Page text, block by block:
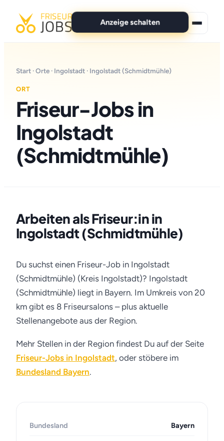
Anzeige schalten
Für Bewerber
Marken
News
Start ·Orte · Ingolstadt · Ingolstadt (Schmidtmühle)
ORT
Friseur-Jobs in
Ingolstadt
(Schmidtmühle)
Arbeiten als Friseur:in in
Ingolstadt (Schmidtmühle)
Du suchst einen Friseur-Job in Ingolstadt
(Schmidtmühle) (Kreis Ingolstadt)? Ingolstadt
(Schmidtmühle) liegt in Bayern. Im Umkreis von 20
km gibt es 8 Friseursalons – plus aktuelle
Stellenangebote aus der Region.
Mehr Stellen in der Region findest Du auf der Seite
Friseur-Jobs in Ingolstadt, oder stöbere im
Bundesland Bayern.
Bundesland Bayern